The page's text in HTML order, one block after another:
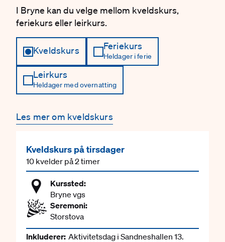
I Bryne kan du velge mellom kveldskurs,
feriekurs eller leirkurs.
Kveldskurs Feriekurs
Heldager i ferie
Leirkurs
Heldager med overnatting
Les mer om kveldskurs
Kveldskurs på tirsdager
10 kvelder på 2 timer
Kurssted:
Bryne vgs
Seremoni:
Storstova
Inkluderer: Aktivitetsdag i Sandneshallen 13.